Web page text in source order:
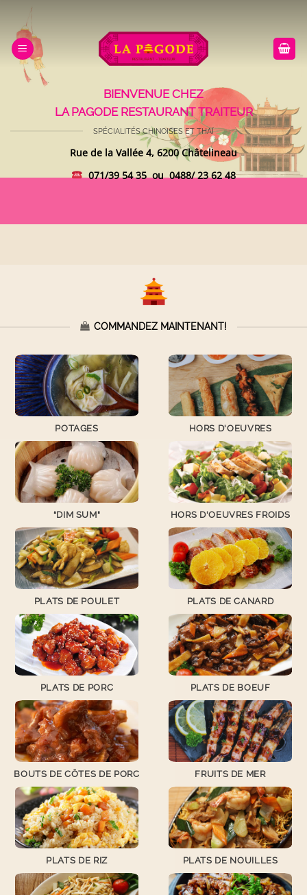
Passer
contenu
BIENVENUE CHEZ
LA PAGODE RESTAURANT TRAITEUR
SPÉCIALITÉS CHINOISES ET THAÏ
Rue de la Vallée 4, 6200 Châtelineau
071/39 54 35 ou 0488/ 23 62 48
COMMANDEZ MAINTENANT!
POTAGES HORS D'OEUVRES
“DIM SUM" HORS D'OEUVRES FROIDS
PLATS DE POULET PLATS DE CANARD
PLATS DE PORC PLATS DE BOEUF
BOUTS DE CÖTES DE PORC FRUITS DE MER
PLATS DE RIZ PLATS DE NOUILLES